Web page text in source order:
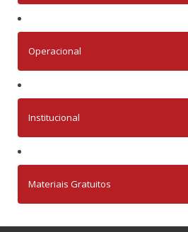
Operacional
Institucional
Materiais Gratuitos